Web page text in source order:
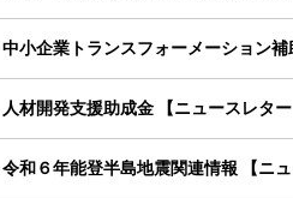
中小企業トランスフォーメーション
人材開発支援助成金 【ニュースレタ
令和６年能登半島地震関連情報 【ニ